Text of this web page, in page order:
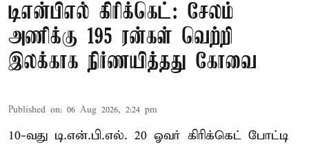
டிஎன்பிஎல் கிரிக்கெட்: சேலம்
அணிக்கு 195 ரன்கள் வெற்றி
இலக்காக நிர்ணயித்தது கோவை
Published on: 06 Aug 2026, 2:24 pm
10-வது டி.என்.பி.எல். 20 ஓவர் கிரிக்கெட் போட்டி